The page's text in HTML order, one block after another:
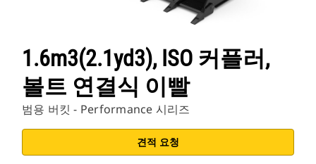
1.6m3(2.1yd3), ISO 커플러,
볼트 연결식 이빨
범용 버킷 - Performance 시리즈
견적 요청